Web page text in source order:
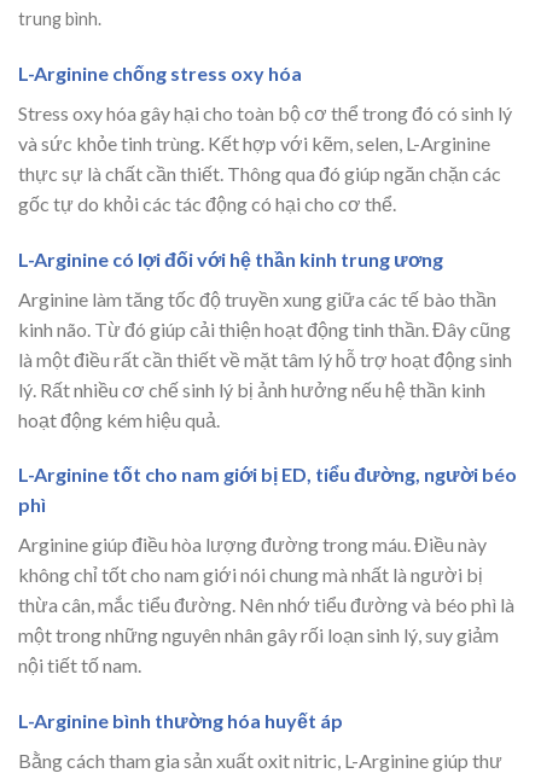
trung bình.
L-Arginine chống stress oxy hóa
Stress oxy hóa gây hại cho toàn bộ cơ thể trong đó có sinh lý
và sức khỏe tinh trùng. Kết hợp với kẽm, selen, L-Arginine
thực sự là chất cần thiết. Thông qua đó giúp ngăn chặn các
gốc tự do khỏi các tác động có hại cho cơ thể.
L-Arginine có lợi đối với hệ thần kinh trung ương
Arginine làm tăng tốc độ truyền xung giữa các tế bào thần
kinh não. Từ đó giúp cải thiện hoạt động tinh thần. Đây cũng
là một điều rất cần thiết về mặt tâm lý hỗ trợ hoạt động sinh
lý. Rất nhiều cơ chế sinh lý bị ảnh hưởng nếu hệ thần kinh
hoạt động kém hiệu quả.
L-Arginine tốt cho nam giới bị ED, tiểu đường, người béo
phì
Arginine giúp điều hòa lượng đường trong máu. Điều này
không chỉ tốt cho nam giới nói chung mà nhất là người bị
thừa cân, mắc tiểu đường. Nên nhớ tiểu đường và béo phì là
một trong những nguyên nhân gây rối loạn sinh lý, suy giảm
nội tiết tố nam.
L-Arginine bình thường hóa huyết áp
Bằng cách tham gia sản xuất oxit nitric, L-Arginine giúp thư